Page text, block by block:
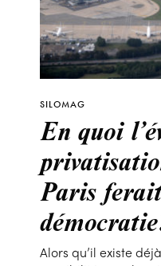
SILOMAG
En quoi
Paris
Alors qu’il existe